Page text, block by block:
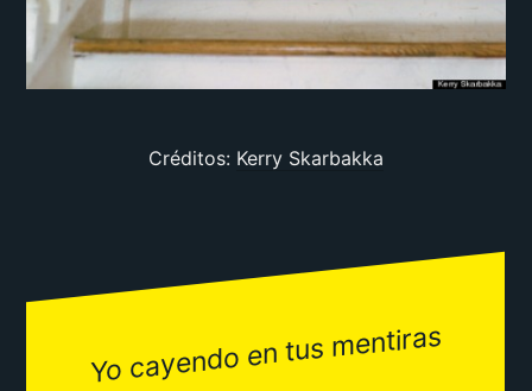
Créditos: Kerry Skarbakka
Yo cayendo en tus mentiras